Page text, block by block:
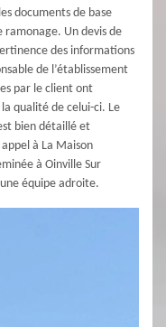
documents de base
ramonage. Un devis de
des informations
de l’établissement
par le client ont
qualité de celui-ci. Le
bien détaillé et
à La Maison
à Oinville Sur
équipe adroite.